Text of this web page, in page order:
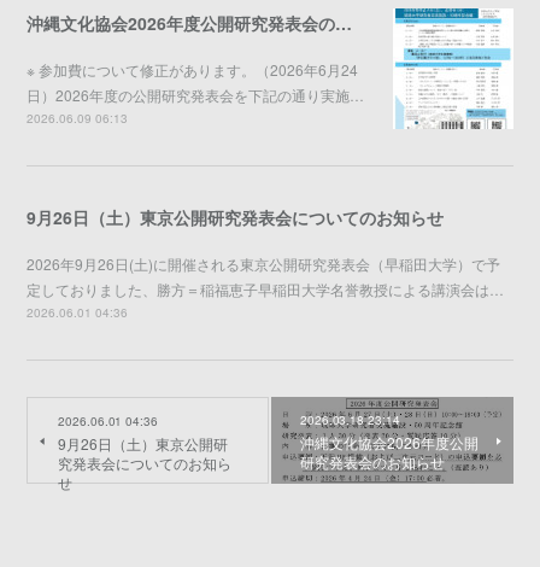
沖縄文化協会2026年度公開研究発表会のご案内
※ 参加費について修正があります。（2026年6月24
日）2026年度の公開研究発表会を下記の通り実施…
2026.06.09 06:13
9月26日（土）東京公開研究発表会についてのお知らせ
2026年9月26日(土)に開催される東京公開研究発表会（早稲田大学）で予
定しておりました、勝方＝稲福恵子早稲田大学名誉教授による講演会は…
2026.06.01 04:36
2026.06.01 04:36
9月26日（土）東京公開研
究発表会についてのお知ら
せ
2026.03.18 23:14
沖縄文化協会2026年度公開
研究発表会のお知らせ